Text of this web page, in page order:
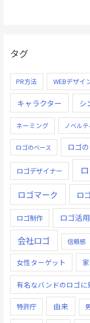
タグ
PR方法 WEBデザイ
キャラクター シ
ネーミング ノベルテ
ロゴのベース ロゴ
ロゴデザイナー
ロゴマーク ロ
ロゴ制作 ロゴ活
会社ロゴ 信頼感
女性ターゲット
有名なバンドのロゴに
特許庁 由来